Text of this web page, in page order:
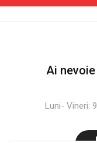
Ai
Luni- Vineri: